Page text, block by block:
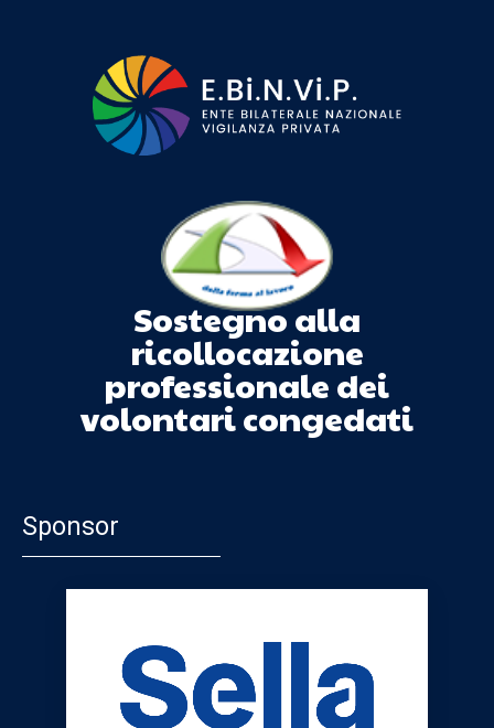
Sostegno alla
ricollocazione
professionale dei
volontari congedati
Sponsor